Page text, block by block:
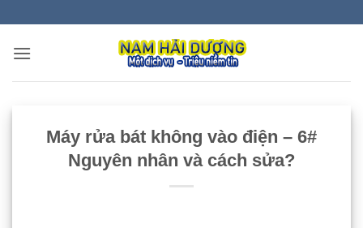
nội
Máy rửa bát không vào điện – 6#
Nguyên nhân và cách sửa?